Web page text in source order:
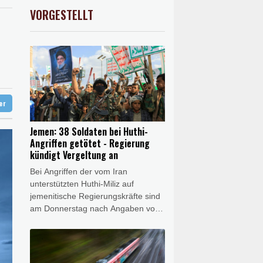
Benchetrit bekannt
Windparkprojekte in den USA auf
50
0.39%
-0.23%
VORGESTELLT
Jemen: 38 Soldaten bei Huthi-
Angriffen getötet - Regierung
kündigt Vergeltung an
Bei Angriffen der vom Iran
unterstützten Huthi-Miliz auf
jemenitische Regierungskräfte sind
am Donnerstag nach Angaben von
getötet worden. Wie es weiter hieß,
wurden mindestens 29 weitere
Menschen verletzt. Es handelt sich